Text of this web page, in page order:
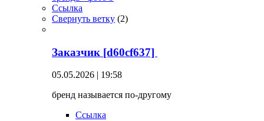
Ссылка
Свернуть ветку (2)
Заказчик [d60cf637]
05.05.2026 | 19:58
бренд называется по-другому
Ссылка